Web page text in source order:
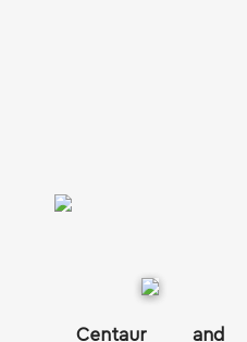
Centaur and